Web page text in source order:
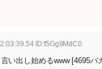
ID:f5Gg9MdC0
い出し始めるwww [4695